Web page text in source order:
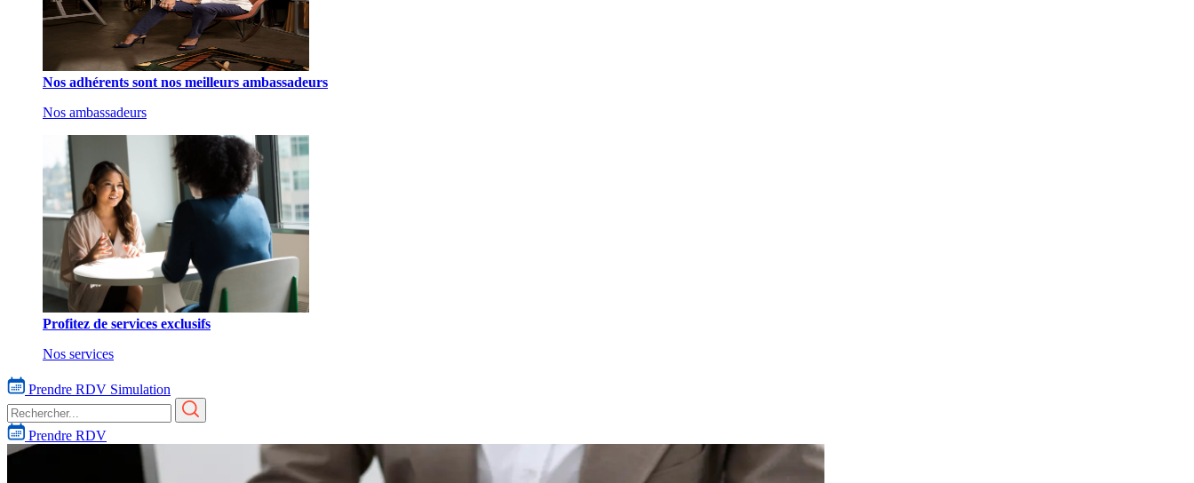
Nos adhérents sont nos meilleurs ambassadeurs
Nos ambassadeurs
Profitez de services exclusifs
Nos services
Prendre RDV Simulation
Prendre RDV